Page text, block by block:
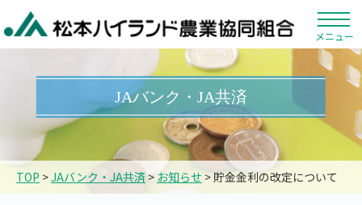
メニュー
JAバンク・JA共済
TOP >JAバンク・JA共済> お知らせ > 貯金金利の改定について